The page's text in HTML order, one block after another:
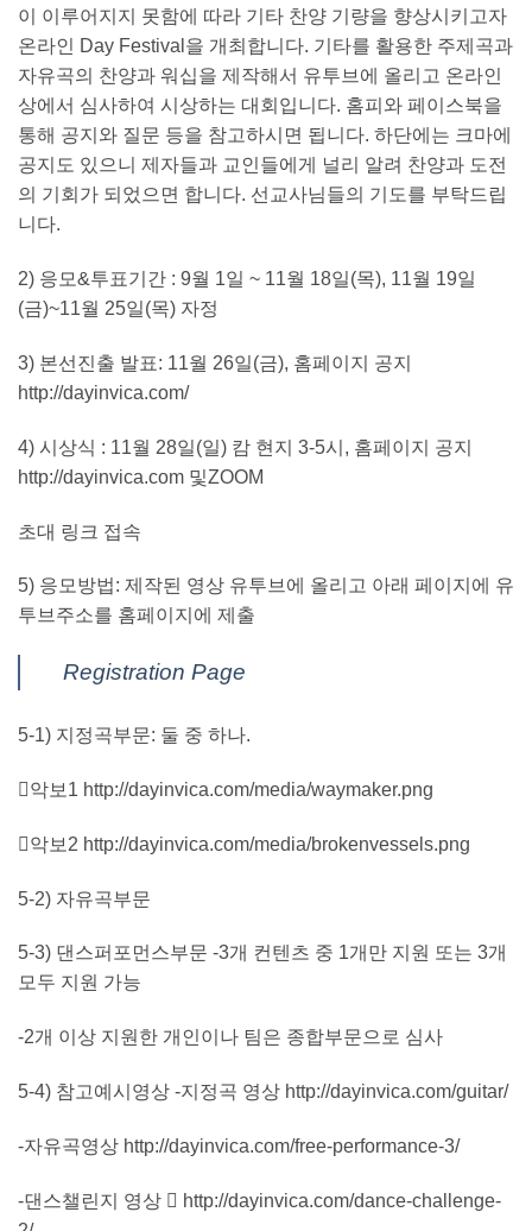
이 이루어지지 못함에 따라 기타 찬양 기량을 향상시키고자
온라인 Day Festival을 개최합니다. 기타를 활용한 주제곡과
자유곡의 찬양과 워십을 제작해서 유투브에 올리고 온라인
상에서 심사하여 시상하는 대회입니다. 홈피와 페이스북을
통해 공지와 질문 등을 참고하시면 됩니다. 하단에는 크마에
공지도 있으니 제자들과 교인들에게 널리 알려 찬양과 도전
의 기회가 되었으면 합니다. 선교사님들의 기도를 부탁드립
니다.
2) 응모&투표기간 : 9월 1일 ~ 11월 18일(목), 11월 19일
(금)~11월 25일(목) 자정
3) 본선진출 발표: 11월 26일(금), 홈페이지 공지
http://dayinvica.com/
4) 시상식 : 11월 28일(일) 캄 현지 3-5시, 홈페이지 공지
http://dayinvica.com 및ZOOM
초대 링크 접속
5) 응모방법: 제작된 영상 유투브에 올리고 아래 페이지에 유
투브주소를 홈페이지에 제출
Registration Page
5-1) 지정곡부문: 둘 중 하나.
악보1 http://dayinvica.com/media/waymaker.png
악보2 http://dayinvica.com/media/brokenvessels.png
5-2) 자유곡부문
5-3) 댄스퍼포먼스부문 -3개 컨텐츠 중 1개만 지원 또는 3개
모두 지원 가능
-2개 이상 지원한 개인이나 팀은 종합부문으로 심사
5-4) 참고예시영상 -지정곡 영상 http://dayinvica.com/guitar/
-자유곡영상 http://dayinvica.com/free-performance-3/
-댄스챌린지 영상  http://dayinvica.com/dance-challenge-